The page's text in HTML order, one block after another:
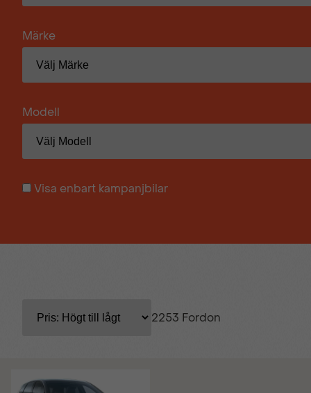
Märke
Modell
Visa enbart kampanjbilar
2253 Fordon